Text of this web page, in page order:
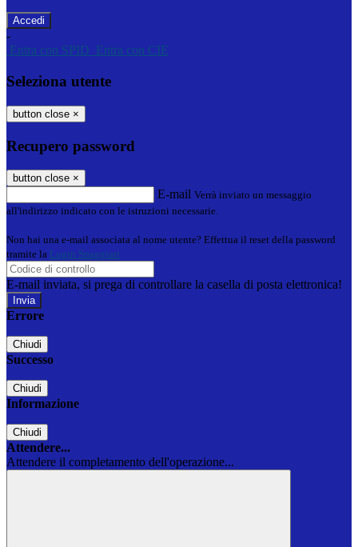
-
Entra con SPID Entra con CIE
Seleziona utente
button close ×
Recupero password
button close ×
E-mail Verrà inviato un messaggio
all'indirizzo indicato con le istruzioni necessarie.
Non hai una e-mail associata al nome utente? Effettua il reset della password
tramite la Login Spaggiari
E-mail inviata, si prega di controllare la casella di posta elettronica!
Errore
Chiudi
Successo
Chiudi
Informazione
Chiudi
Attendere...
Attendere il completamento dell'operazione...